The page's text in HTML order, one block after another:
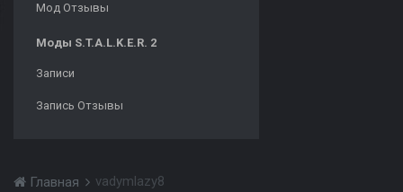
Мод Отзывы
Моды S.T.A.L.K.E.R. 2
Записи
Запись Отзывы
Главная vadymlazy8